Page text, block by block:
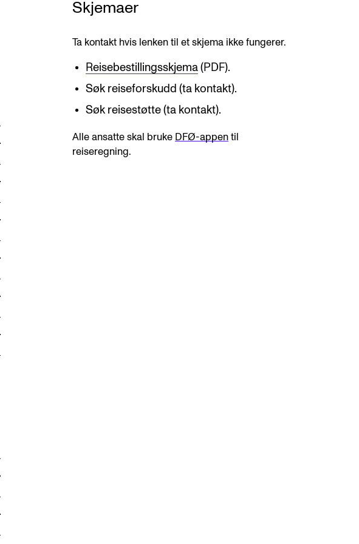
Skjemaer
Ta kontakt hvis lenken til et skjema ikke fungerer.
Reisebestillingsskjema (PDF).
Søk reiseforskudd (ta kontakt).
Søk reisestøtte (ta kontakt).
Alle ansatte skal bruke DFØ-appen til
reiseregning.